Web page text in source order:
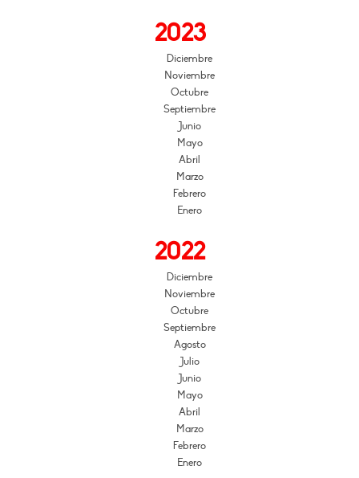
2023
Diciembre
Noviembre
Octubre
Septiembre
Junio
Mayo
Abril
Marzo
Febrero
Enero
2022
Diciembre
Noviembre
Octubre
Septiembre
Agosto
Julio
Junio
Mayo
Abril
Marzo
Febrero
Enero